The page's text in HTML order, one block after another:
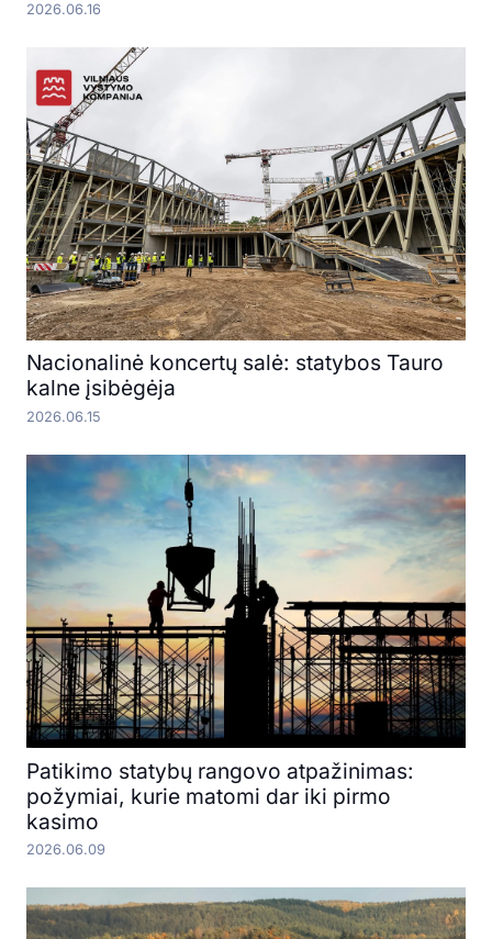
2026.06.16
Nacionalinė koncertų salė: statybos Tauro
kalne įsibėgėja
2026.06.15
Patikimo statybų rangovo atpažinimas:
požymiai, kurie matomi dar iki pirmo
kasimo
2026.06.09